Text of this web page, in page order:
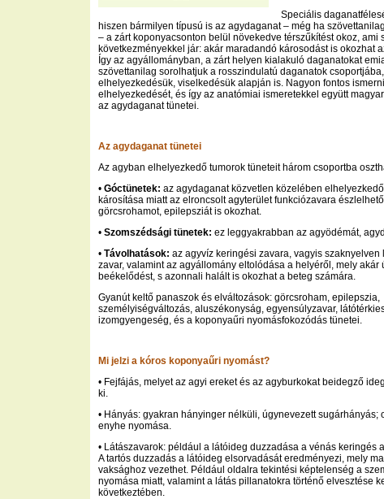
Speciális
hiszen bármilyen típusú is az agydaganat – még ha
– a zárt koponyacsonton belül növekedve térszűkítést okoz, ami
következményekkel jár: akár maradandó károsodást is okozhat
Így az agyállományban, a zárt helyen kialakuló daganatokat
szövettanilag sorolhatjuk a rosszindulatú daganatok
elhelyezkedésük, viselkedésük alapján is. Nagyon fontos
elhelyezkedését, és így az anatómiai ismeretekkel együtt
az agydaganat tünetei.
Az agydaganat tünetei
Az agyban elhelyezkedő tumorok tüneteit három csoportba
• Góctünetek: az agydaganat közvetlen közelében
károsítása miatt az elroncsolt agyterület funkciózavara
görcsrohamot, epilepsziát is okozhat.
• Szomszédsági tünetek: ez leggyakrabban az agyödémát,
• Távolhatások: az agyvíz keringési zavara, vagyis szaknyelven
zavar, valamint az agyállomány eltolódása a helyéről, mely akár
beékelődést, s azonnali halált is okozhat a beteg számára.
Gyanút keltő panaszok és elváltozások: görcsroham, epilepszia,
személyiségváltozás, aluszékonyság, egyensúlyzavar,
izomgyengeség, és a koponyaűri nyomásfokozódás tünetei.
Mi jelzi a kóros koponyaűri nyomást?
• Fejfájás, melyet az agyi ereket és az agyburkokat beidegző
ki.
• Hányás: gyakran hányinger nélküli, úgynevezett sugárhányás;
enyhe nyomása.
• Látászavarok: például a látóideg duzzadása a vénás keringés
A tartós duzzadás a látóideg elsorvadását eredményezi, mely
vaksághoz vezethet. Például oldalra tekintési képtelenség a
nyomása miatt, valamint a látás pillanatokra történő elvesztése
következtében.